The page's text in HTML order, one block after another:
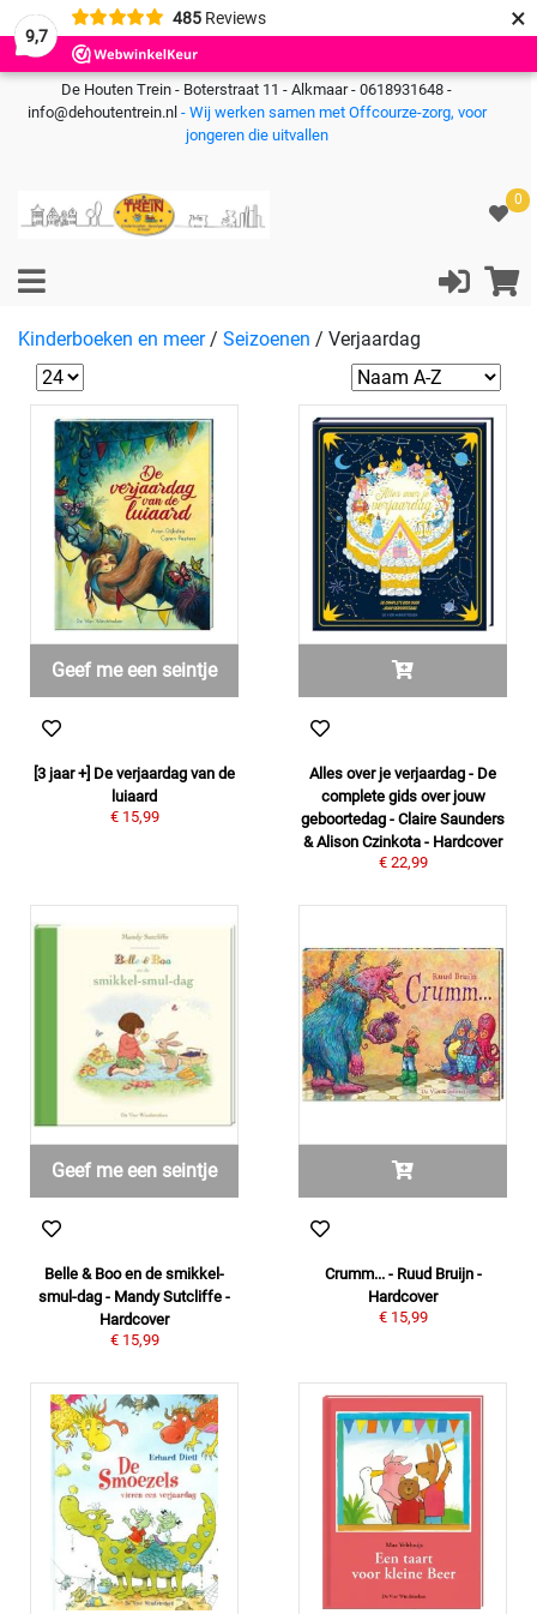
9,7
485 Reviews ×
De Houten Trein - Boterstraat 11 - Alkmaar - 0618931648 -
info@dehoutentrein.nl - Wij werken samen met Offcourze-zorg, voor
jongeren die uitvallen
0
Kinderboeken en meer / Seizoenen / Verjaardag
Geef me een seintje
[3 jaar +] De verjaardag van de
luiaard
€ 15,99
Alles over je verjaardag - De
complete gids over jouw
geboortedag - Claire Saunders
& Alison Czinkota - Hardcover
€ 22,99
Geef me een seintje
Belle & Boo en de smikkel-
smul-dag - Mandy Sutcliffe -
Hardcover
€ 15,99
Crumm... - Ruud Bruijn -
Hardcover
€ 15,99